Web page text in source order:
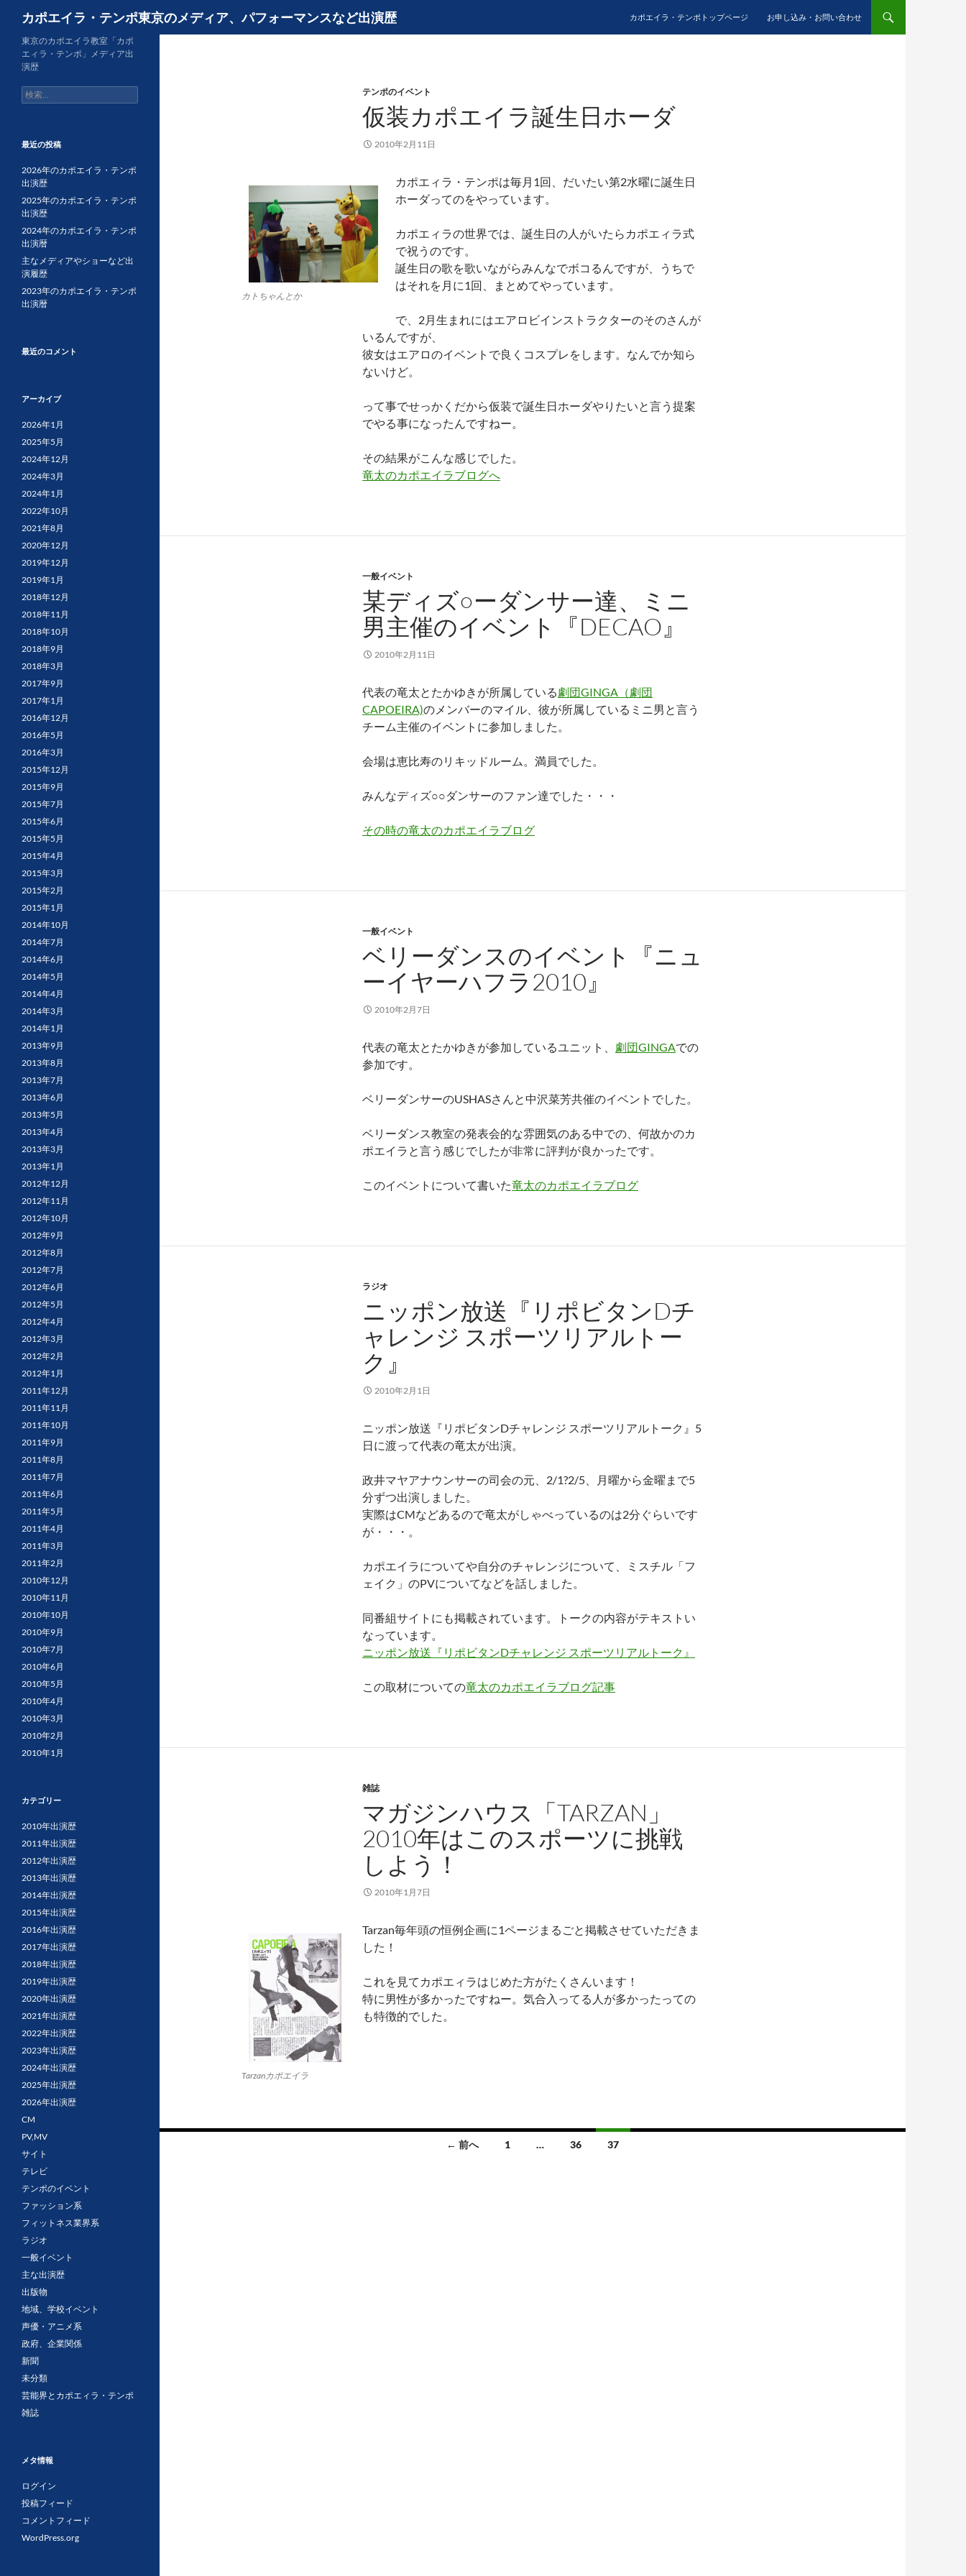
カポエイラ・テンポ東京のメディア、パフォーマンスなど出演歴 カポエイラ・テンポトップページ お申し込み・お問い合わせ
テンポのイベント
仮装カポエイラ誕生日ホーダ
2010年2月11日
カトちゃんとか
カポエィラ・テンポは毎月1回、だいたい第2水曜に誕生日
ホーダってのをやっています。
カポエィラの世界では、誕生日の人がいたらカポエィラ式
で祝うのです。
誕生日の歌を歌いながらみんなでボコるんですが、うちで
はそれを月に1回、まとめてやっています。
で、2月生まれにはエアロビインストラクターのそのさんが
いるんですが、
彼女はエアロのイベントで良くコスプレをします。なんでか知ら
ないけど。
って事でせっかくだから仮装で誕生日ホーダやりたいと言う提案
でやる事になったんですねー。
その結果がこんな感じでした。
竜太のカポエイラブログへ
一般イベント
某ディズ○ーダンサー達、ミニ
男主催のイベント『DECAO』
2010年2月11日
代表の竜太とたかゆきが所属している劇団GINGA（劇団
CAPOEIRA)のメンバーのマイル、彼が所属しているミニ男と言う
チーム主催のイベントに参加しました。
会場は恵比寿のリキッドルーム。満員でした。
みんなディズ○○ダンサーのファン達でした・・・
その時の竜太のカポエイラブログ
一般イベント
ベリーダンスのイベント『ニュ
ーイヤーハフラ2010』
2010年2月7日
代表の竜太とたかゆきが参加しているユニット、 劇団GINGAでの
参加です。
ベリーダンサーのUSHASさんと中沢菜芳共催のイベントでした。
ベリーダンス教室の発表会的な雰囲気のある中での、何故かのカ
ポエイラと言う感じでしたが非常に評判が良かったです。
このイベントについて書いた竜太のカポエイラブログ
ラジオ
ニッポン放送『リポビタンDチ
ャレンジ スポーツリアルトー
ク』
2010年2月1日
ニッポン放送『リポビタンDチャレンジ スポーツリアルトーク』5
日に渡って代表の竜太が出演。
政井マヤアナウンサーの司会の元、2/1?2/5、月曜から金曜まで5
分ずつ出演しました。
実際はCMなどあるので竜太がしゃべっているのは2分ぐらいです
が・・・。
カポエイラについてや自分のチャレンジについて、ミスチル「フ
ェイク」のPVについてなどを話しました。
同番組サイトにも掲載されています。トークの内容がテキストい
なっています。
ニッポン放送『リポビタンDチャレンジ スポーツリアルトーク』
この取材についての竜太のカポエイラブログ記事
雑誌
マガジンハウス「TARZAN」
2010年はこのスポーツに挑戦
しよう！
2010年1月7日
Tarzanカポエイラ
Tarzan毎年頭の恒例企画に1ページまるごと掲載させていただきま
した！
これを見てカポエィラはじめた方がたくさんいます！
特に男性が多かったですねー。気合入ってる人が多かったっての
も特徴的でした。
← 前へ 1 … 36 37
東京のカポエイラ教室「カポ
エィラ・テンポ」メディア出
演歴
検
索:
最近の投稿
2026年のカポエイラ・テンポ
出演歴
2025年のカポエイラ・テンポ
出演歴
2024年のカポエイラ・テンポ
出演暦
主なメディアやショーなど出
演履歴
2023年のカポエイラ・テンポ
出演暦
最近のコメント
アーカイブ
2026年1月
2025年5月
2024年12月
2024年3月
2024年1月
2022年10月
2021年8月
2020年12月
2019年12月
2019年1月
2018年12月
2018年11月
2018年10月
2018年9月
2018年3月
2017年9月
2017年1月
2016年12月
2016年5月
2016年3月
2015年12月
2015年9月
2015年7月
2015年6月
2015年5月
2015年4月
2015年3月
2015年2月
2015年1月
2014年10月
2014年7月
2014年6月
2014年5月
2014年4月
2014年3月
2014年1月
2013年9月
2013年8月
2013年7月
2013年6月
2013年5月
2013年4月
2013年3月
2013年1月
2012年12月
2012年11月
2012年10月
2012年9月
2012年8月
2012年7月
2012年6月
2012年5月
2012年4月
2012年3月
2012年2月
2012年1月
2011年12月
2011年11月
2011年10月
2011年9月
2011年8月
2011年7月
2011年6月
2011年5月
2011年4月
2011年3月
2011年2月
2010年12月
2010年11月
2010年10月
2010年9月
2010年7月
2010年6月
2010年5月
2010年4月
2010年3月
2010年2月
2010年1月
カテゴリー
2010年出演歴
2011年出演歴
2012年出演歴
2013年出演歴
2014年出演歴
2015年出演歴
2016年出演歴
2017年出演歴
2018年出演歴
2019年出演歴
2020年出演歴
2021年出演歴
2022年出演歴
2023年出演歴
2024年出演歴
2025年出演歴
2026年出演歴
CM
PV,MV
サイト
テレビ
テンポのイベント
ファッション系
フィットネス業界系
ラジオ
一般イベント
主な出演歴
出版物
地域、学校イベント
声優・アニメ系
政府、企業関係
新聞
未分類
芸能界とカポエィラ・テンポ
雑誌
メタ情報
ログイン
投稿フィード
コメントフィード
WordPress.org